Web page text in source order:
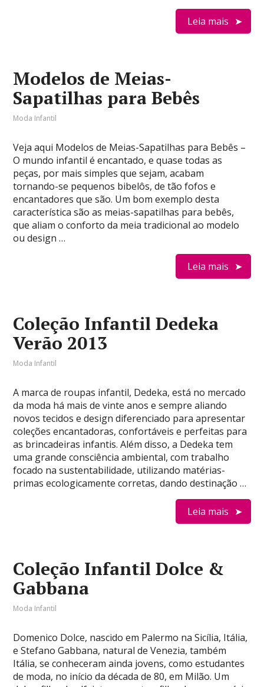
Leia mais
Modelos de Meias-
Sapatilhas para Bebês
Moda Infantil
Veja aqui Modelos de Meias-Sapatilhas para Bebês –
O mundo infantil é encantado, e quase todas as
peças, por mais simples que sejam, acabam
tornando-se pequenos bibelôs, de tão fofos e
encantadores que são. Um bom exemplo desta
característica são as meias-sapatilhas para bebês,
que aliam o conforto da meia tradicional ao modelo
ou design …
Leia mais
Coleção Infantil Dedeka
Verão 2013
Moda Infantil
A marca de roupas infantil, Dedeka, está no mercado
da moda há mais de vinte anos e sempre aliando
novos tecidos e design diferenciado para apresentar
coleções encantadoras, confortáveis e perfeitas para
as brincadeiras infantis. Além disso, a Dedeka tem
uma grande consciência ambiental, com trabalho
focado na sustentabilidade, utilizando matérias-
primas ecologicamente corretas, dando destinação …
Leia mais
Coleção Infantil Dolce &
Gabbana
Moda Infantil
Domenico Dolce, nascido em Palermo na Sicília, Itália,
e Stefano Gabbana, natural de Venezia, também
Itália, se conheceram ainda jovens, como estudantes
de moda, no início da década de 80, em Milão. Um